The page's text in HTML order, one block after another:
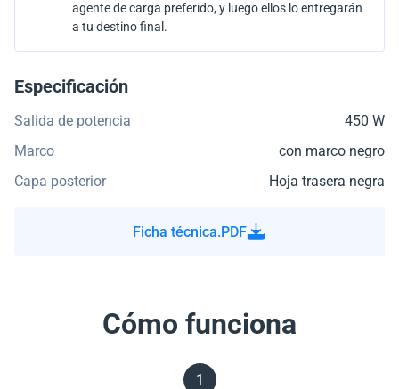
agente de carga preferido, y luego ellos lo entregarán
a tu destino final.
Especificación
Salida de potencia
450 W
Marco
con marco negro
Capa posterior
Hoja trasera negra
Ficha técnica.PDF
Cómo funciona
1